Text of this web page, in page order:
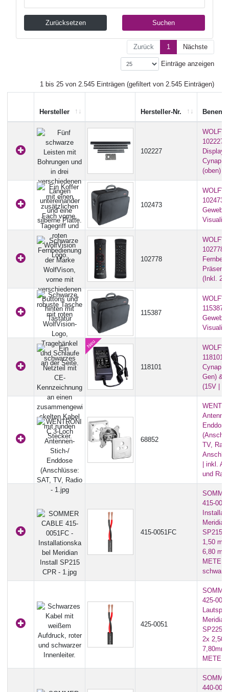
Zurücksetzen Suchen
Zurück 1 Nächste
Einträge anzeigen
1 bis 25 von 2.545 Einträgen (gefiltert von 2.545 Einträgen)
Hersteller Hersteller-Nr.
102227
102227
Cynap
(oben)
102473
102473 -
102778
102778 -
(Inkl. 2x
115387
115387 -
118101
118101
Cynap
Gen) &
(15V |
68852
Enddose
TV,
| inkl.
und
415-0051FC
415-
SP215
1,50
6,80
schwarz
425-0051
425-
SP225
2x
440-